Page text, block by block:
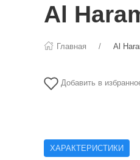
Al
Главная Al
Добавить в
ХАРАКТЕРИСТИКИ